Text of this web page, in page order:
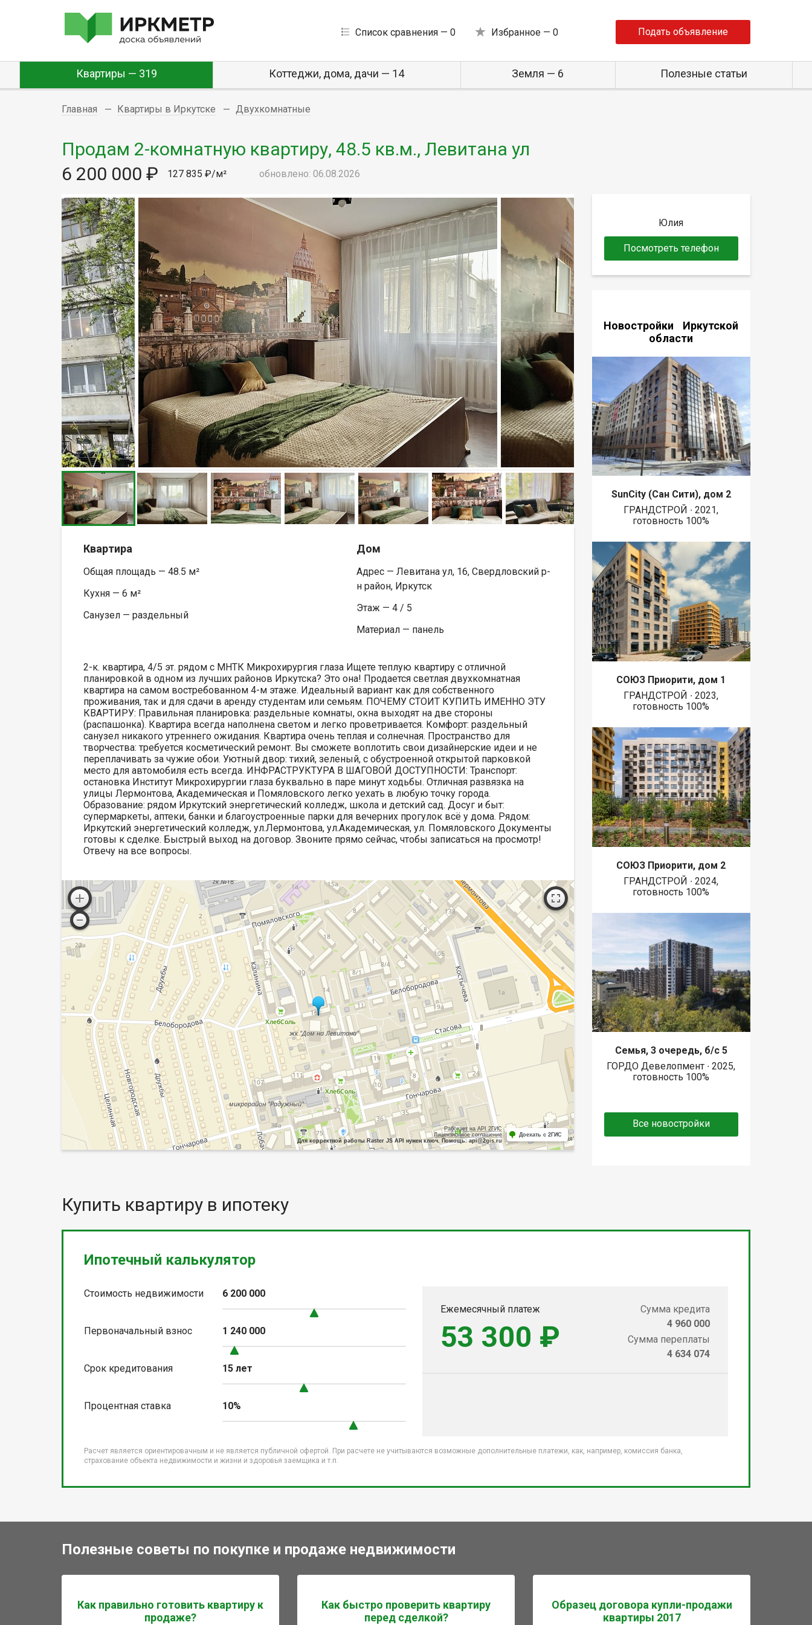
Список сравнения — 0 Избранное — 0 Подать объявление
Квартиры — 319 Коттеджи, дома, дачи — 14 Земля — 6 Полезные статьи
Главная Квартиры в Иркутске Двухкомнатные
Продам 2-комнатную квартиру, 48.5 кв.м., Левитана ул
6 200 000 ₽
127 835 ₽/м² обновлено: 06.08.2026
Квартира
Общая площадь — 48.5 м²
Кухня — 6 м²
Санузел — раздельный
Дом
Адрес — Левитана ул, 16, Свердловский р-
н район, Иркутск
Этаж — 4 / 5
Материал — панель
2-к. квартира, 4/5 эт. рядом с МНТК Микрохирургия глаза Ищете теплую квартиру с отличной
планировкой в одном из лучших районов Иркутска? Это она! Продается светлая двухкомнатная
квартира на самом востребованном 4-м этаже. Идеальный вариант как для собственного
проживания, так и для сдачи в аренду студентам или семьям. ПОЧЕМУ СТОИТ КУПИТЬ ИМЕННО ЭТУ
КВАРТИРУ: Правильная планировка: раздельные комнаты, окна выходят на две стороны
(распашонка). Квартира всегда наполнена светом и легко проветривается. Комфорт: раздельный
санузел никакого утреннего ожидания. Квартира очень теплая и солнечная. Пространство для
творчества: требуется косметический ремонт. Вы сможете воплотить свои дизайнерские идеи и не
переплачивать за чужие обои. Уютный двор: тихий, зеленый, с обустроенной открытой парковкой
место для автомобиля есть всегда. ИНФРАСТРУКТУРА В ШАГОВОЙ ДОСТУПНОСТИ: Транспорт:
остановка Институт Микрохирургии глаза буквально в паре минут ходьбы. Отличная развязка на
улицы Лермонтова, Академическая и Помяловского легко уехать в любую точку города.
Образование: рядом Иркутский энергетический колледж, школа и детский сад. Досуг и быт:
супермаркеты, аптеки, банки и благоустроенные парки для вечерних прогулок всё у дома. Рядом:
Иркутский энергетический колледж, ул.Лермонтова, ул.Академическая, ул. Помяловского Документы
готовы к сделке. Быстрый выход на договор. Звоните прямо сейчас, чтобы записаться на просмотр!
Отвечу на все вопросы.
Работает на API 2ГИС
Лицензионное соглашение
Для корректной работы Raster JS API нужен ключ. Помощь: api@2gis.ru
Доехать с 2ГИС
Юлия
Посмотреть телефон
Новостройки Иркутской
области
SunCity (Сан Сити), дом 2
ГРАНДСТРОЙ ∙ 2021,
готовность 100%
СОЮЗ Приорити, дом 1
ГРАНДСТРОЙ ∙ 2023,
готовность 100%
СОЮЗ Приорити, дом 2
ГРАНДСТРОЙ ∙ 2024,
готовность 100%
Семья, 3 очередь, б/с 5
ГОРДО Девелопмент ∙ 2025,
готовность 100%
Все новостройки
Купить квартиру в ипотеку
Ипотечный калькулятор
Стоимость недвижимости 6 200 000
Первоначальный взнос 1 240 000
Срок кредитования 15 лет
Процентная ставка 10%
Ежемесячный платеж
53 300 ₽
Сумма кредита
4 960 000
Сумма переплаты
4 634 074
Расчет является ориентировачным и не является публичной офертой. При расчете не учитываются возможные дополнительные платежи, как, например, комиссия банка,
страхование объекта недвижимости и жизни и здоровья заемщика и т.п.
Полезные советы по покупке и продаже недвижимости
Как правильно готовить квартиру к
продаже?
Как быстро проверить квартиру
перед сделкой?
Образец договора купли-продажи
квартиры 2017